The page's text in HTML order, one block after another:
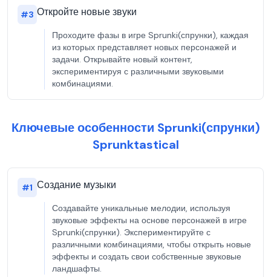
#3 Откройте новые звуки
Проходите фазы в игре Sprunki(спрунки), каждая
из которых представляет новых персонажей и
задачи. Открывайте новый контент,
экспериментируя с различными звуковыми
комбинациями.
Ключевые особенности Sprunki(спрунки)
Sprunktastical
#1 Создание музыки
Создавайте уникальные мелодии, используя
звуковые эффекты на основе персонажей в игре
Sprunki(спрунки). Экспериментируйте с
различными комбинациями, чтобы открыть новые
эффекты и создать свои собственные звуковые
ландшафты.